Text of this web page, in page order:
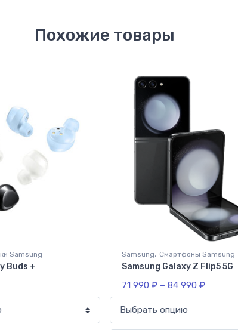
Похожие товары
Samsung
Buds +
Samsung, Смартфоны Samsung
Samsung Galaxy Z Flip5 5G
71 990 ₽ – 84 990 ₽